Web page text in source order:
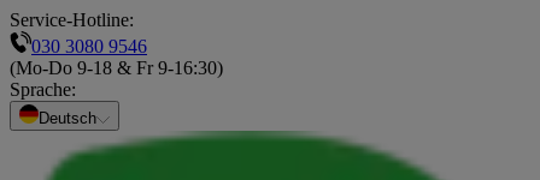
Service-Hotline:
030 3080 9546
(Mo-Do 9-18 & Fr 9-16:30)
Sprache:
Deutsch